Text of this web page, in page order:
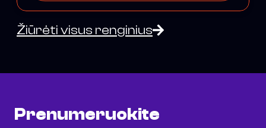
Žiūrėti visus renginius
Prenumeruokite